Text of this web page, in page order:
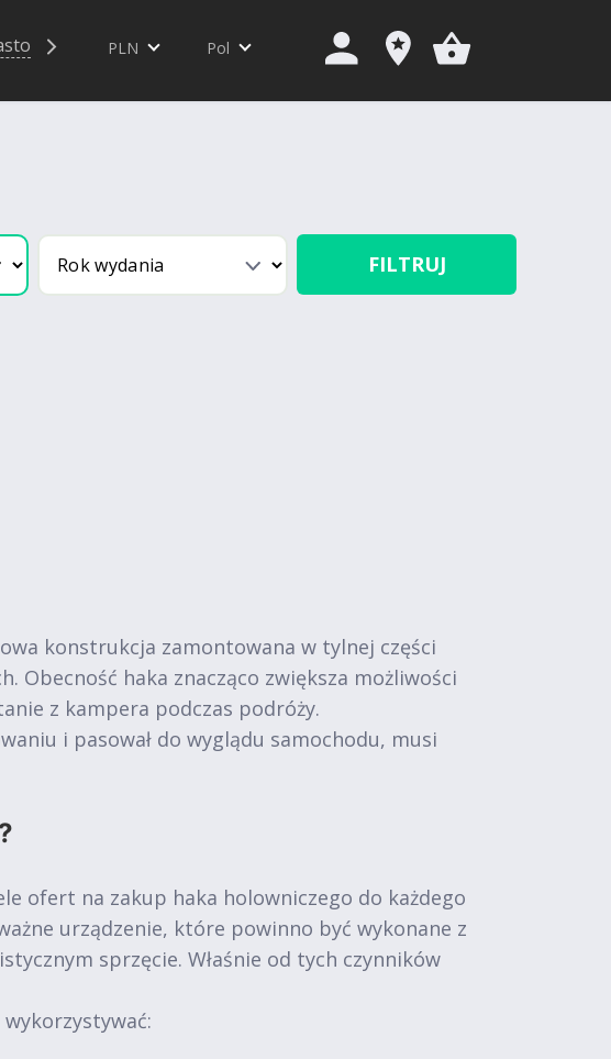
PLN Pol
FILTRUJ
konstrukcja zamontowana w tylnej części
Obecność haka znacząco zwiększa możliwości
z kampera podczas podróży.
i pasował do wyglądu samochodu, musi
ofert na zakup haka holowniczego do każdego
urządzenie, które powinno być wykonane z
sprzęcie. Właśnie od tych czynników